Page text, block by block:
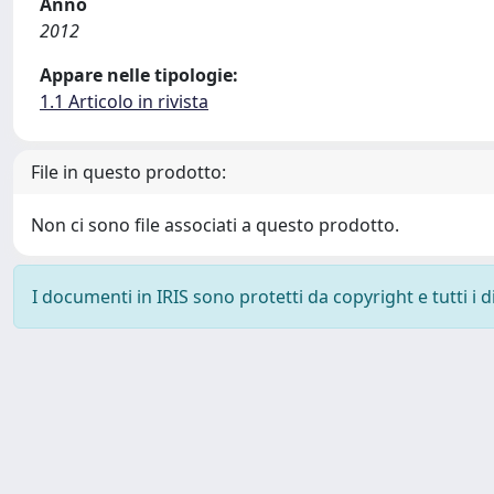
2012
Appare nelle tipologie:
1.1 Articolo in rivista
File in questo prodotto:
Non ci sono file associati a questo prodotto.
I documenti in IRIS sono protetti da copyright e tutti i